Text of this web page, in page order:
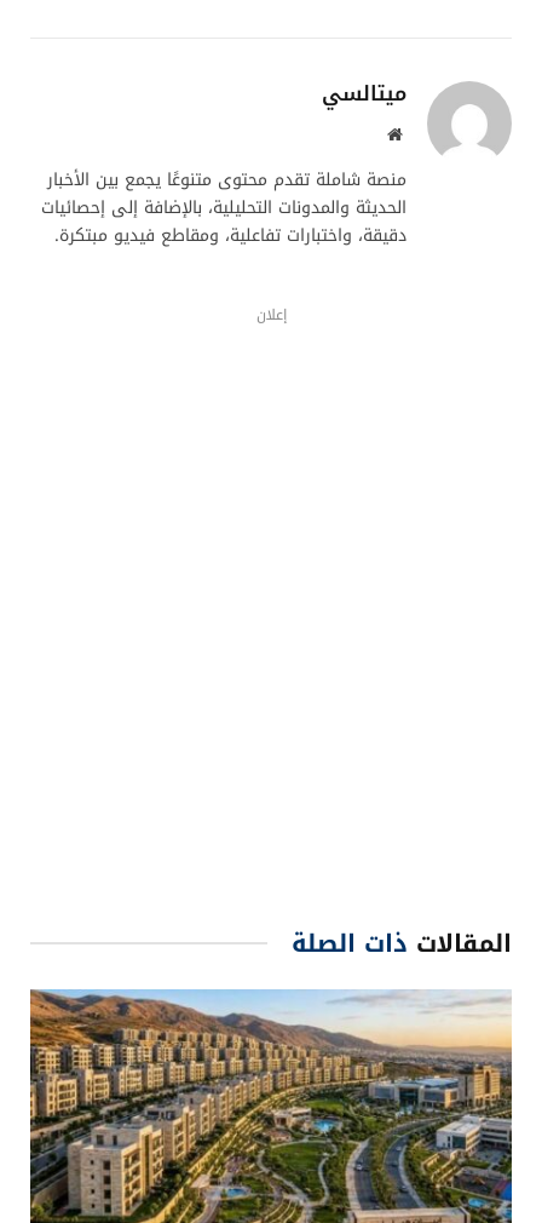
ميتالسي
موقع
منصة شاملة تقدم محتوى متنوعًا يجمع بين الأخبار
الحديثة والمدونات التحليلية، بالإضافة إلى إحصائيات
دقيقة، واختبارات تفاعلية، ومقاطع فيديو مبتكرة.
إعلان
المقالات ذات الصلة